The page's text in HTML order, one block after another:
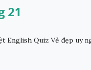
21
Quiz Vẻ đẹp uy